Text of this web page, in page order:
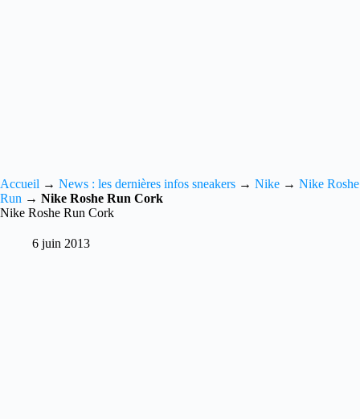
Accueil → News : les dernières infos sneakers → Nike → Nike Roshe
Run → Nike Roshe Run Cork
Nike Roshe Run Cork
6 juin 2013